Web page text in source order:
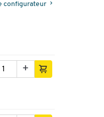
configurateur
+